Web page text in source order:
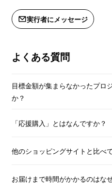
＞
す。
品・返金はお受けいたしかね
実行者にメッセージ
よくある質問
目標金額が集まらなかったプロ
か？
「応援購入」とはなんですか？
他のショッピングサイトと比べ
お届けまで時間がかかるのはな